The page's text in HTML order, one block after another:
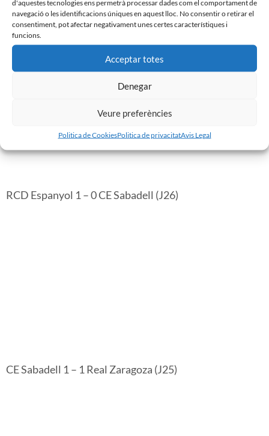
d'aquestes tecnologies ens permetrà processar dades com el comportament de
navegació o les identificacions úniques en aquest lloc. No consentir o retirar el
consentiment, pot afectar negativament unes certes característiques i
funcions.
Acceptar totes
Denegar
Veure preferències
Politica de CookiesPolitica de privacitatAvis Legal
CE Sabadell 0 – 0 Albacete Balompié (J27)
RCD Espanyol 1 – 0 CE Sabadell (J26)
CE Sabadell 1 – 1 Real Zaragoza (J25)